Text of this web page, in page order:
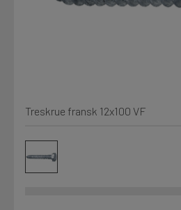
Annet
Prislister
Firmainformasjon
Treskrue fransk 12x100 VF